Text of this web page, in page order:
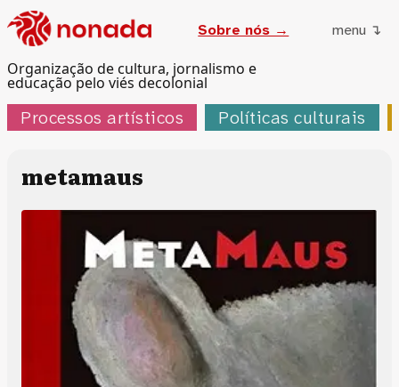
Organização de cultura, jornalismo e
educação pelo viés decolonial
Sobre nós → menu ↴
Processos artísticos Políticas culturais
metamaus